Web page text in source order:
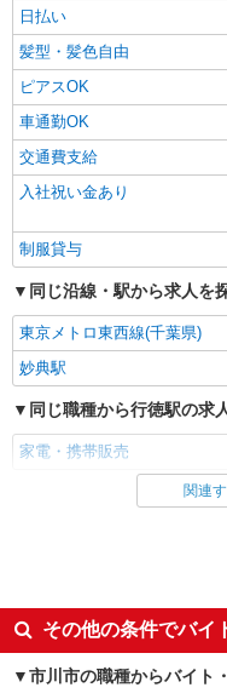
日払い
髪型・髪色自由
ピアスOK
車通勤OK
交通費支給
入社祝い金あり
制服貸与
同じ沿線・駅から求人を
東京メトロ東西線(千葉県)
妙典駅
同じ職種から行徳駅の求
家電・携帯販売
同じ雇用形態から行徳駅
即日勤務OK
Web面接OK
ミドル（40代～）活躍中
関連
その他の条件でバイ
市川市の職種からバイト